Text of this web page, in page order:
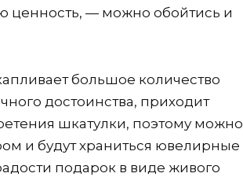
ценность, — можно обойтись и
большое количество
достоинства, приходит
шкатулки, поэтому можно
и будут храниться ювелирные
подарок в виде живого